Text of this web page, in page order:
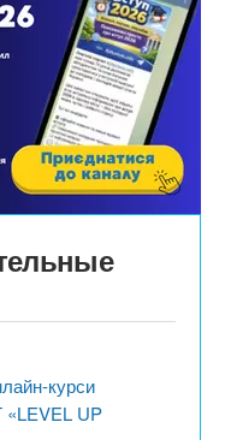
курси
«LEVEL UP